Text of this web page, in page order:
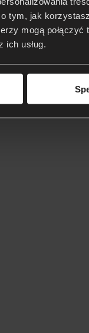
tym, jak
mogą
ich usług.